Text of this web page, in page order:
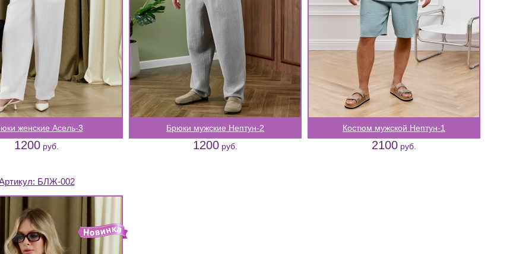
женские Асель-3
1200 руб.
Брюки мужские Нептун-2
1200 руб.
Костюм мужской Нептун-1
2100 руб.
БЛЖ-002